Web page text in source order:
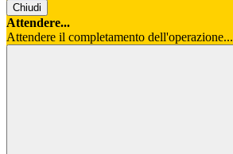
Chiudi
Attendere...
Attendere il completamento dell'operazione...